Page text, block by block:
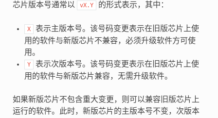
芯片版本号通常以 vX.Y 的形式表示，其中：
X
表示主版本号。该号码变更表示在旧版芯片上使
用的软件与新版芯片不兼容，必须升级软件方可使
用。
Y
表示次版本号。该号码变更表示在旧版芯片上使
用的软件与新版芯片兼容，无需升级软件。
如果新版芯片不包含重大变更，则可以兼容旧版芯片上
运行的软件。此时，新版芯片的主版本号不变，次版本